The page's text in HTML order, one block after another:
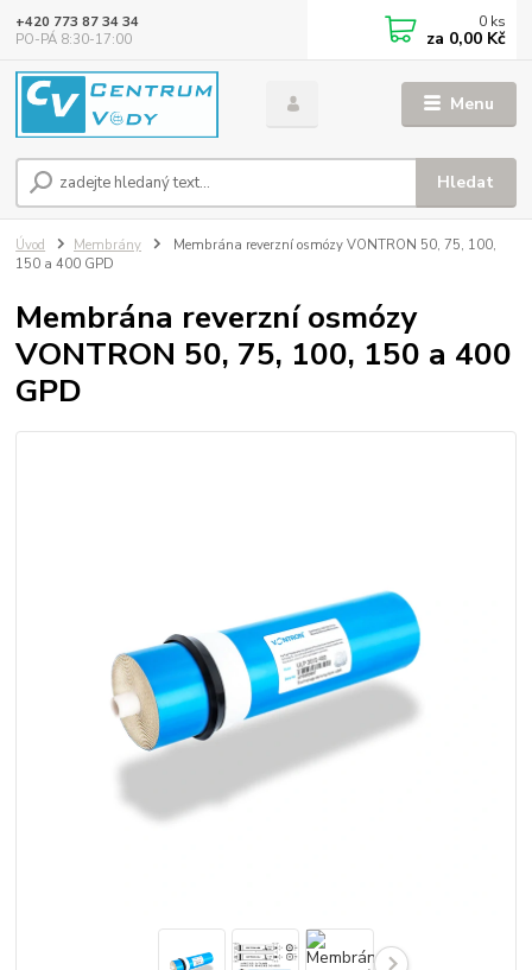
Menu
Hledat
+420 773 87 34 34
PO-PÁ 8:30-17:00
0 ks
za 0,00 Kč
Úvod Membrány
Membrána reverzní osmózy VONTRON 50, 75, 100,
150 a 400 GPD
Membrána reverzní osmózy
VONTRON 50, 75, 100, 150 a 400
GPD